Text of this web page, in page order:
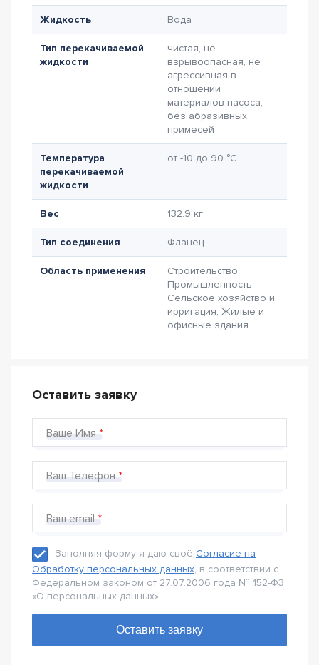
Жидкость Вода
Тип перекачиваемой
жидкости
чистая, не
взрывоопасная, не
агрессивная в
отношении
материалов насоса,
без абразивных
примесей
Температура
перекачиваемой
жидкости
от -10 до 90 °C
Вес 132.9 кг
Тип соединения Фланец
Область применения
Строительство,
Промышленность,
Сельское хозяйство и
ирригация, Жилые и
офисные здания
Оставить заявку
Ваше Имя
Ваш Телефон
Ваш email
Заполняя форму я даю своё Согласие на
Обработку персональных данных, в соответствии с
Федеральном законом от 27.07.2006 года № 152-Ф3
«О персональных данных».